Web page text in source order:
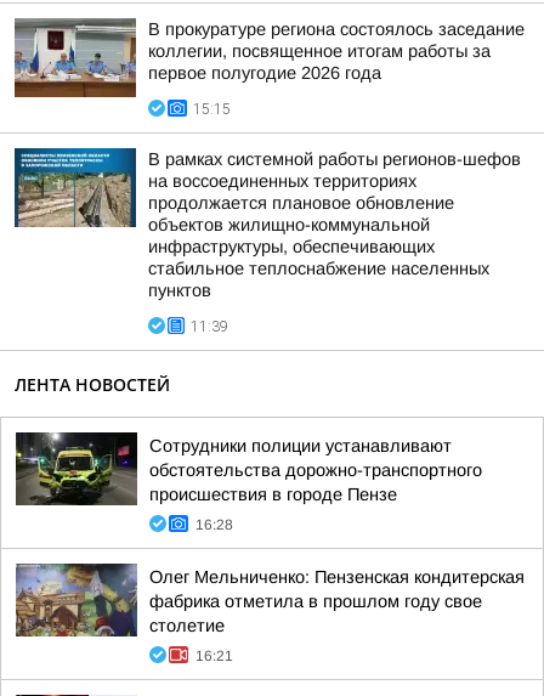
В прокуратуре региона состоялось заседание
коллегии, посвященное итогам работы за
первое полугодие 2026 года
15:15
В рамках системной работы регионов-шефов
на воссоединенных территориях
продолжается плановое обновление
объектов жилищно-коммунальной
инфраструктуры, обеспечивающих
стабильное теплоснабжение населенных
пунктов
11:39
ЛЕНТА НОВОСТЕЙ
Сотрудники полиции устанавливают
обстоятельства дорожно-транспортного
происшествия в городе Пензе
16:28
Олег Мельниченко: Пензенская кондитерская
фабрика отметила в прошлом году свое
столетие
16:21